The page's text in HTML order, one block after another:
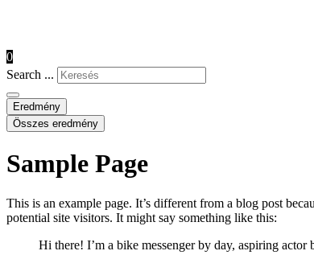
0
Search ...
Eredmény
Összes eredmény
Sample Page
This is an example page. It’s different from a blog post
potential site visitors. It might say something like this:
Hi there! I’m a bike messenger by day, aspiring